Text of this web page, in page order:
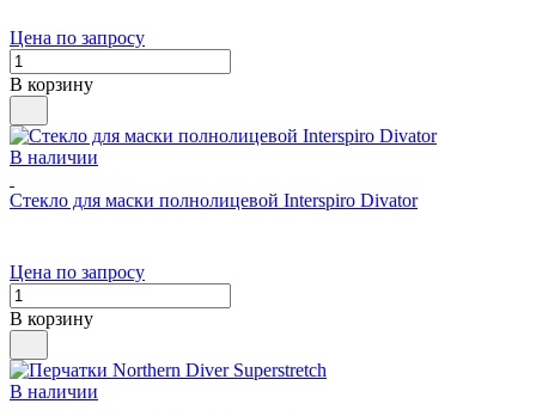
Цена по запросу
В корзину
В наличии
Стекло для маски полнолицевой Interspiro Divator
Цена по запросу
В корзину
В наличии